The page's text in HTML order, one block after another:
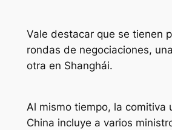
Vale destacar que se tienen
rondas de negociaciones,
otra en Shanghái.
Al mismo tiempo, la comitiva
China incluye a varios